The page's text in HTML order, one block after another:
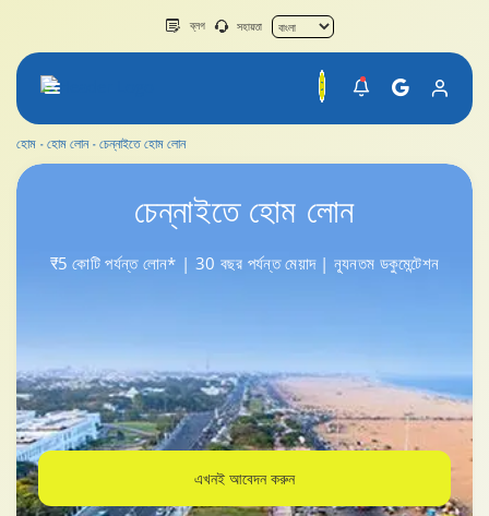
ব্লগ সহায়তা
হোম হোম লোন চেন্নাইতে হোম লোন
চেন্নাইতেহোম লোন
₹5 কোটি পর্যন্ত লোন* | 30 বছর পর্যন্ত মেয়াদ | ন্যূনতম ডকুমেন্টেশন
চেন্নাইতে হোম লোন
এখনই আবেদন করুন